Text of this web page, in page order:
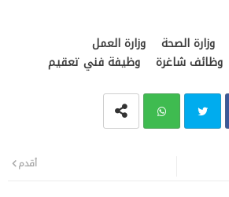
وزارة الصحة
وزارة العمل
وظائف شاغرة وظيفة فني تعقيم
أقدم